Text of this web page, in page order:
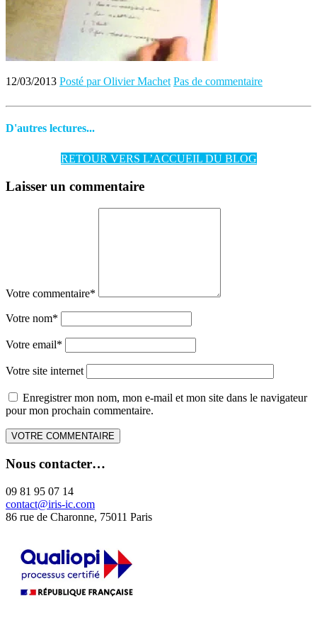
12/03/2013 Posté par Olivier Machet Pas de commentaire
D'autres lectures...
RETOUR VERS L’ACCUEIL DU BLOG
Laisser un commentaire
Votre commentaire*
Votre nom*
Votre email*
Votre site internet
Enregistrer mon nom, mon e-mail et mon site dans le navigateur
pour mon prochain commentaire.
Nous contacter…
09 81 95 07 14
contact@iris-ic.com
86 rue de Charonne, 75011 Paris